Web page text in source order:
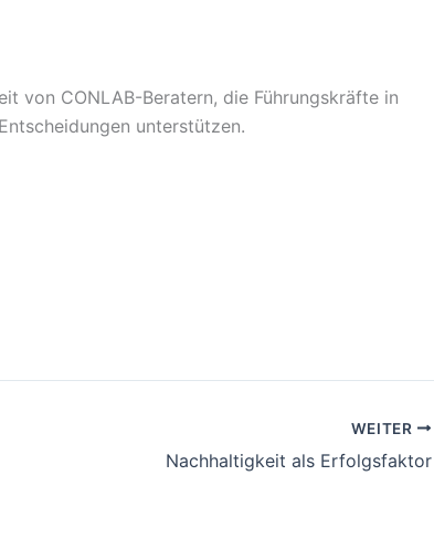
von CONLAB-Beratern, die Führungskräfte in
unterstützen.
WEITER
Nachhaltigkeit als Erfolgsfaktor